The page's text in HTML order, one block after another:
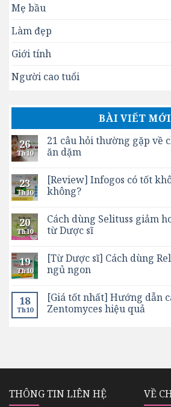
Mẹ bầu
Làm đẹp
Giới tính
Người cao tuổi
BÀI VIẾT MỚI
26
Th10
21 câu hỏi thường gặp về
ăn dặm
23
Th10
[Review] Infogos có tốt
không?
20
Th10
Cách dùng Selituss giảm
từ Dược sĩ
19
Th10
[Từ Dược sĩ] Cách dùng
ngủ ngon
18
Th10
[Giá tốt nhất] Hướng dẫn
Zentomyces hiệu quả
THÔNG TIN LIÊN HỆ
VỀ